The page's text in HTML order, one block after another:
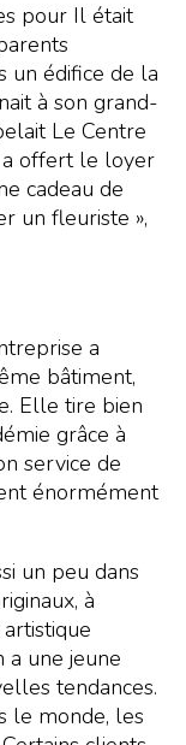
pour Il était
un édifice de la
à son grand-
Le Centre
a offert le loyer
cadeau de
un fleuriste »,
a
bâtiment,
Elle tire bien
grâce à
service de
énormément
un peu dans
à
a une jeune
tendances.
le monde, les